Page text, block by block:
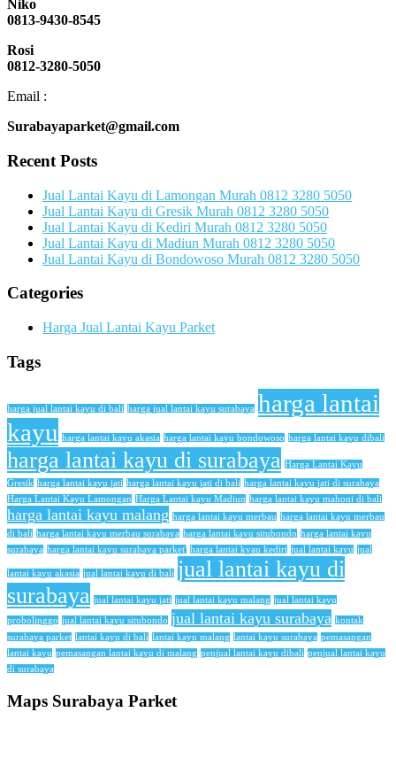
Niko
0813-9430-8545
Rosi
0812-3280-5050
Email :
Surabayaparket@gmail.com
Recent Posts
Jual Lantai Kayu di Lamongan Murah 0812 3280 5050
Jual Lantai Kayu di Gresik Murah 0812 3280 5050
Jual Lantai Kayu di Kediri Murah 0812 3280 5050
Jual Lantai Kayu di Madiun Murah 0812 3280 5050
Jual Lantai Kayu di Bondowoso Murah 0812 3280 5050
Categories
Harga Jual Lantai Kayu Parket
Tags
harga jual lantai kayu di bali harga jual lantai kayu surabaya harga lantai
kayu harga lantai kayu akasia harga lantai kayu bondowoso harga lantai kayu dibali
harga lantai kayu di surabaya Harga Lantai Kayu
Gresik harga lantai kayu jati harga lantai kayu jati di bali harga lantai kayu jati di surabaya
Harga Lantai Kayu Lamongan Harga Lantai kayu Madiun harga lantai kayu mahoni di bali
harga lantai kayu malang harga lantai kayu merbau harga lantai kayu merbau
di bali harga lantai kayu merbau surabaya harga lantai kayu situbondo harga lantai kayu
surabaya harga lantai kayu surabaya parket' harga lantai kyau kediri jual lantai kayu jual
lantai kayu akasia jual lantai kayu di bali jual lantai kayu di
surabaya jual lantai kayu jati jual lantai kayu malang jual lantai kayu
probolinggo jual lantai kayu situbondo jual lantai kayu surabaya kontak
surabaya parket lantai kayu di bali lantai kayu malang lantai kayu surabaya pemasangan
lantai kayu pemasangan lantai kayu di malang penjual lantai kayu dibali penjual lantai kayu
di surabaya
Maps Surabaya Parket